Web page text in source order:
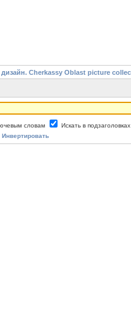
Cherkassy Oblast picture
Cherkassy Oblast picture
словам Искать в подзаголовках
Инвертировать